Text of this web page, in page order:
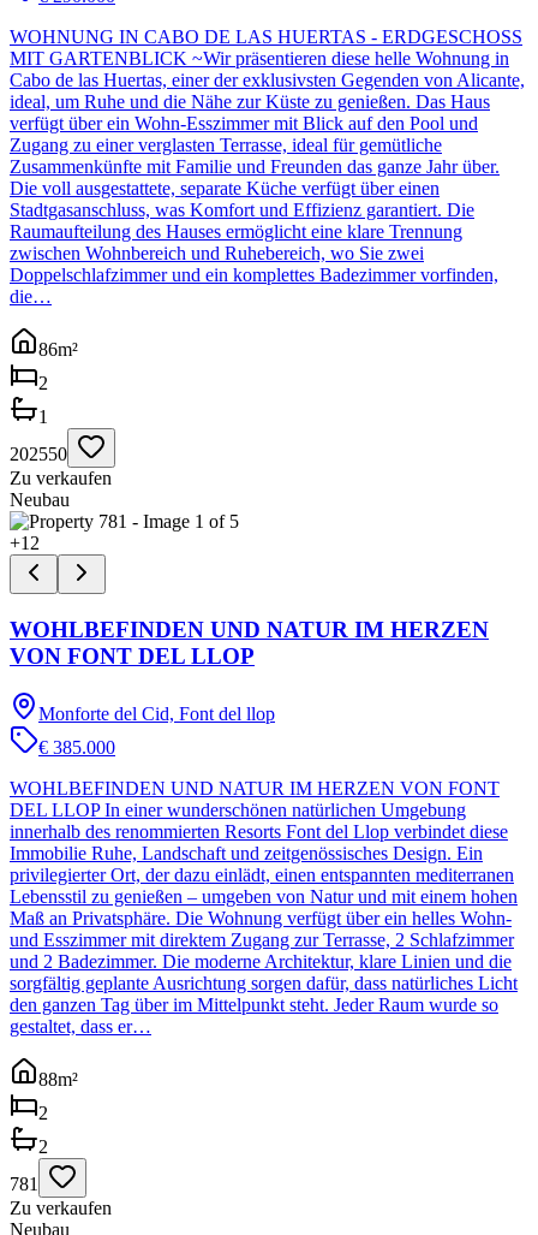
WOHNUNG IN CABO DE LAS HUERTAS - ERDGESCHOSS
MIT GARTENBLICK ~Wir präsentieren diese helle Wohnung in
Cabo de las Huertas, einer der exklusivsten Gegenden von Alicante,
ideal, um Ruhe und die Nähe zur Küste zu genießen. Das Haus
verfügt über ein Wohn-Esszimmer mit Blick auf den Pool und
Zugang zu einer verglasten Terrasse, ideal für gemütliche
Zusammenkünfte mit Familie und Freunden das ganze Jahr über.
Die voll ausgestattete, separate Küche verfügt über einen
Stadtgasanschluss, was Komfort und Effizienz garantiert. Die
Raumaufteilung des Hauses ermöglicht eine klare Trennung
zwischen Wohnbereich und Ruhebereich, wo Sie zwei
Doppelschlafzimmer und ein komplettes Badezimmer vorfinden,
die…
86m²
2
1
202550
Zu verkaufen
Neubau
+12
WOHLBEFINDEN UND NATUR IM HERZEN
VON FONT DEL LLOP
Monforte del Cid, Font del llop
€ 385.000
WOHLBEFINDEN UND NATUR IM HERZEN VON FONT
DEL LLOP In einer wunderschönen natürlichen Umgebung
innerhalb des renommierten Resorts Font del Llop verbindet diese
Immobilie Ruhe, Landschaft und zeitgenössisches Design. Ein
privilegierter Ort, der dazu einlädt, einen entspannten mediterranen
Lebensstil zu genießen – umgeben von Natur und mit einem hohen
Maß an Privatsphäre. Die Wohnung verfügt über ein helles Wohn-
und Esszimmer mit direktem Zugang zur Terrasse, 2 Schlafzimmer
und 2 Badezimmer. Die moderne Architektur, klare Linien und die
sorgfältig geplante Ausrichtung sorgen dafür, dass natürliches Licht
den ganzen Tag über im Mittelpunkt steht. Jeder Raum wurde so
gestaltet, dass er…
88m²
2
2
781
Zu verkaufen
Neubau